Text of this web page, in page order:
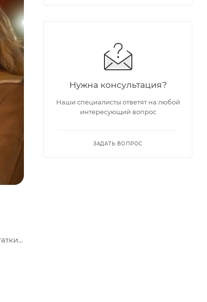
Нужна консультация?
Наши специалисты ответят на любой
интересующий вопрос
ЗАДАТЬ ВОПРОС